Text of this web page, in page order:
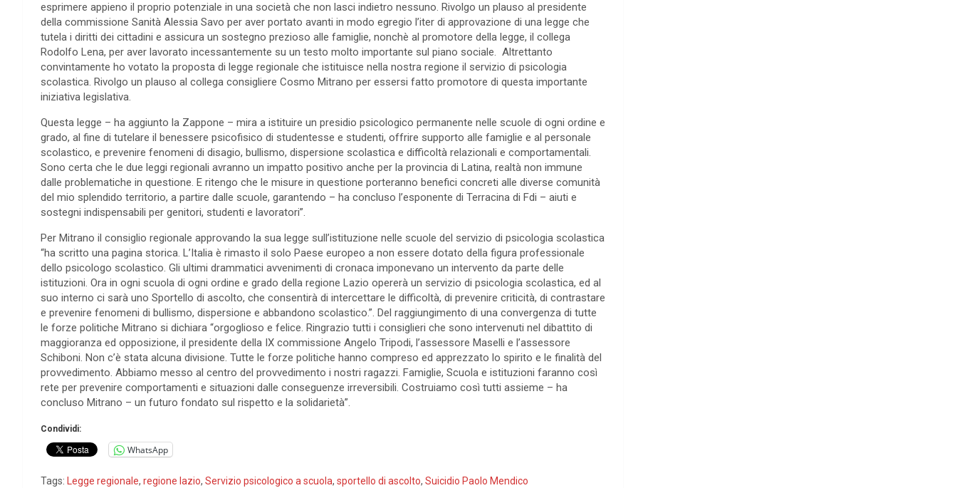
esprimere appieno il proprio potenziale in una società che non lasci indietro nessuno. Rivolgo un plauso al presidente
della commissione Sanità Alessia Savo per aver portato avanti in modo egregio l’iter di approvazione di una legge che
tutela i diritti dei cittadini e assicura un sostegno prezioso alle famiglie, nonchè al promotore della legge, il collega
Rodolfo Lena, per aver lavorato incessantemente su un testo molto importante sul piano sociale. Altrettanto
convintamente ho votato la proposta di legge regionale che istituisce nella nostra regione il servizio di psicologia
scolastica. Rivolgo un plauso al collega consigliere Cosmo Mitrano per essersi fatto promotore di questa importante
iniziativa legislativa.
Questa legge – ha aggiunto la Zappone – mira a istituire un presidio psicologico permanente nelle scuole di ogni ordine e
grado, al fine di tutelare il benessere psicofisico di studentesse e studenti, offrire supporto alle famiglie e al personale
scolastico, e prevenire fenomeni di disagio, bullismo, dispersione scolastica e difficoltà relazionali e comportamentali.
Sono certa che le due leggi regionali avranno un impatto positivo anche per la provincia di Latina, realtà non immune
dalle problematiche in questione. E ritengo che le misure in questione porteranno benefici concreti alle diverse comunità
del mio splendido territorio, a partire dalle scuole, garantendo – ha concluso l’esponente di Terracina di Fdi – aiuti e
sostegni indispensabili per genitori, studenti e lavoratori”.
Per Mitrano il consiglio regionale approvando la sua legge sull’istituzione nelle scuole del servizio di psicologia scolastica
“ha scritto una pagina storica. L’Italia è rimasto il solo Paese europeo a non essere dotato della figura professionale
dello psicologo scolastico. Gli ultimi drammatici avvenimenti di cronaca imponevano un intervento da parte delle
istituzioni. Ora in ogni scuola di ogni ordine e grado della regione Lazio opererà un servizio di psicologia scolastica, ed al
suo interno ci sarà uno Sportello di ascolto, che consentirà di intercettare le difficoltà, di prevenire criticità, di contrastare
e prevenire fenomeni di bullismo, dispersione e abbandono scolastico.”. Del raggiungimento di una convergenza di tutte
le forze politiche Mitrano si dichiara “orgoglioso e felice. Ringrazio tutti i consiglieri che sono intervenuti nel dibattito di
maggioranza ed opposizione, il presidente della IX commissione Angelo Tripodi, l’assessore Maselli e l’assessore
Schiboni. Non c’è stata alcuna divisione. Tutte le forze politiche hanno compreso ed apprezzato lo spirito e le finalità del
provvedimento. Abbiamo messo al centro del provvedimento i nostri ragazzi. Famiglie, Scuola e istituzioni faranno così
rete per prevenire comportamenti e situazioni dalle conseguenze irreversibili. Costruiamo così tutti assieme – ha
concluso Mitrano – un futuro fondato sul rispetto e la solidarietà”.
Condividi:
WhatsApp
Tags: Legge regionale, regione lazio, Servizio psicologico a scuola, sportello di ascolto, Suicidio Paolo Mendico